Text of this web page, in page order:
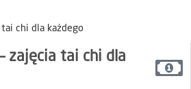
chi dla każdego
zajęcia tai chi dla